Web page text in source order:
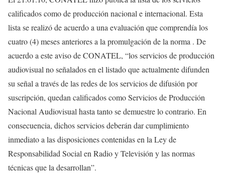
calificados como de producción nacional e internacional. Esta
lista se realizó de acuerdo a una evaluación que comprendía los
cuatro (4) meses anteriores a la promulgación de la norma . De
acuerdo a este aviso de CONATEL, “los servicios de producción
audiovisual no señalados en el listado que actualmente difunden
su señal a través de las redes de los servicios de difusión por
suscripción, quedan calificados como Servicios de Producción
Nacional Audiovisual hasta tanto se demuestre lo contrario. En
consecuencia, dichos servicios deberán dar cumplimiento
inmediato a las disposiciones contenidas en la Ley de
Responsabilidad Social en Radio y Televisión y las normas
técnicas que la desarrollan”.